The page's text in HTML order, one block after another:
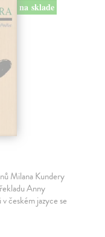
na sklade
Milana Kundery
Anny
českém jazyce se